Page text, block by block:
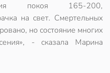
покоя 165-200,
на свет. Смертельных
но состояние многих
- сказала Марина